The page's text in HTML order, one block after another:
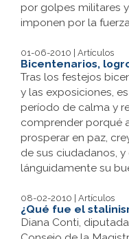
por golpes militares
imponen por la
01-06-2010 | Artículos
Bicentenarios,
Tras los festejos
y las exposiciones,
período de calma y
comprender porqué
prosperar en paz,
de sus ciudadanos,
lánguidamente su
08-02-2010 | Artículos
¿Qué fue el
Diana Conti,